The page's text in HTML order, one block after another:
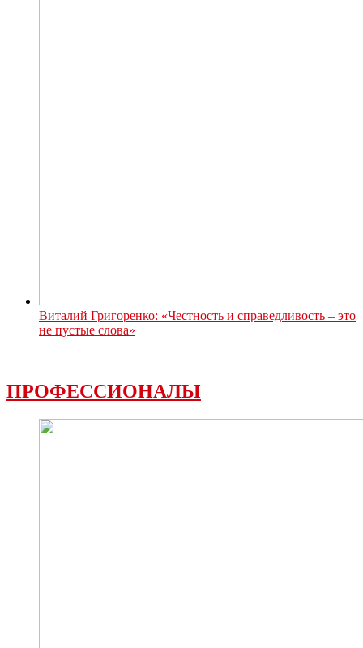
Виталий Григоренко: «Честность и справедливость – это
не пустые слова»
ПРОФЕССИОНАЛЫ